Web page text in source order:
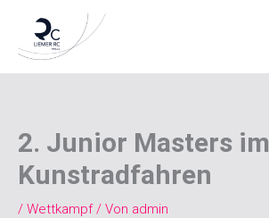
springen
2. Junior Masters im
Kunstradfahren
/ Wettkampf/ Von admin